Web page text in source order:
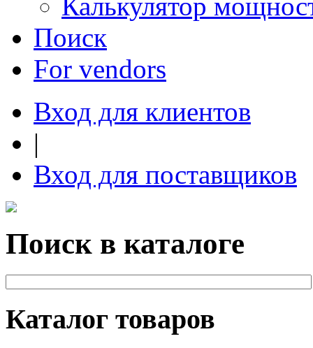
Поиск
For vendors
Вход для клиентов
|
Вход для поставщиков
Поиск в каталоге
Каталог товаров